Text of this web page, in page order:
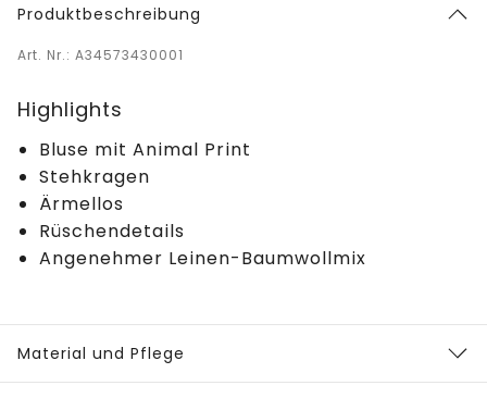
Produktbeschreibung
Art. Nr.: A34573430001
Highlights
Bluse mit Animal Print
Stehkragen
Ärmellos
Rüschendetails
Angenehmer Leinen-Baumwollmix
Material und Pflege